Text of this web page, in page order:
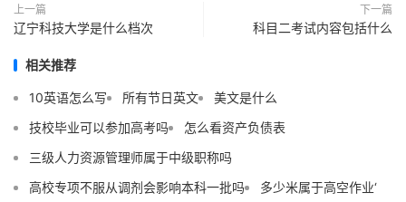
上一篇
辽宁科技大学是什么档次
下一篇
科目二考试内容包括什么
相关推荐
10英语怎么写 所有节日英文
美文是什么
技校毕业可以参加高考吗
怎么看资产负债表
三级人力资源管理师属于中级职称吗
高校专项不服从调剂会影响本科一批吗
多少米属于高空作业‘